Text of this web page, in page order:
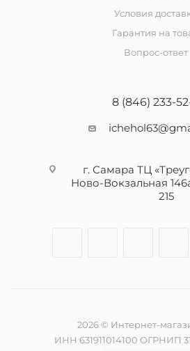
Условия
Гарантия на
Вопрос-ответ
8 (846) 233-
г. Самара ТЦ
Ново-Вокзальная
215
2026 © Интернет-
ИНН 631911014100 ОГРНИП